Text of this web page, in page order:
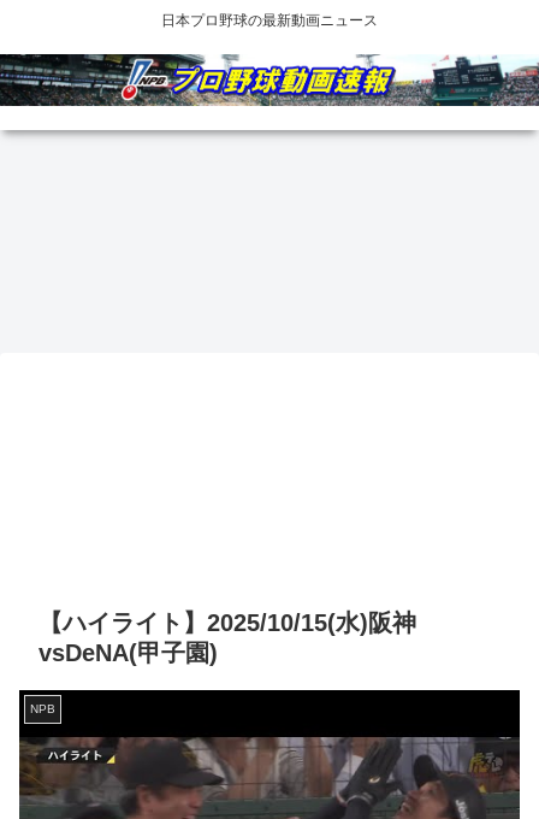
日本プロ野球の最新動画ニュース
【ハイライト】2025/10/15(水)阪神
vsDeNA(甲子園)
NPB